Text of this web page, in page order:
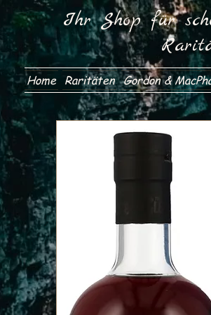
Ihr Shop für
Home Raritäten Gordon &